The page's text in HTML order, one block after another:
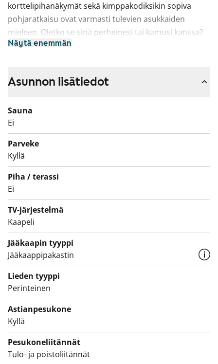
korttelipihanäkymät sekä kimppakodiksikin sopiva
pohjaratkaisu ovat varmasti tulevien asukkaiden
mieleen. Oletko se sinä perheinesi tai kamusi kanssa?
nelilevyinen sähköliesi ja astianpesukone.
Tämä on valtion tukema Varke-asunto (entinen ARA),
jossa asukasvalinta perustuu asunnon tarpeen
kiireellisyyteen, hakijoiden tuloihin ja varallisuuteen,
sekä asunnon tarpeen syyhyn.
Näytä enemmän
Asunnon lisätiedot
Sauna
Ei
Parveke
Kyllä
Piha / terassi
Ei
TV-järjestelmä
Kaapeli
Jääkaapin tyyppi
Jääkaappipakastin
Lieden tyyppi
Perinteinen
Astianpesukone
Kyllä
Pesukoneliitännät
Tulo- ja poistoliitännät